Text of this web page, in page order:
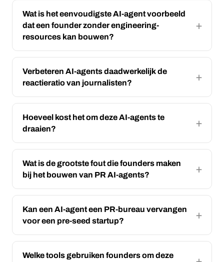
Wat is het eenvoudigste AI-agent voorbeeld
dat een founder zonder engineering-
resources kan bouwen?
Verbeteren AI-agents daadwerkelijk de
reactieratio van journalisten?
Hoeveel kost het om deze AI-agents te
draaien?
Wat is de grootste fout die founders maken
bij het bouwen van PR AI-agents?
Kan een AI-agent een PR-bureau vervangen
voor een pre-seed startup?
Welke tools gebruiken founders om deze